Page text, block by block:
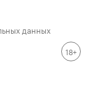
данных
18+